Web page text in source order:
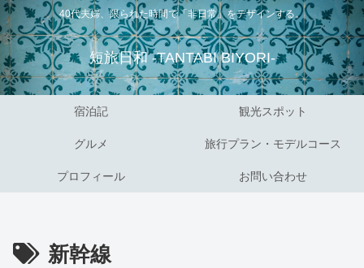
40代夫婦、限られた時間で「非日常」をデザインする。
短旅日和 -TANTABI BIYORI-
宿泊記 観光スポット
グルメ 旅行プラン・モデルコース
プロフィール お問い合わせ
新幹線